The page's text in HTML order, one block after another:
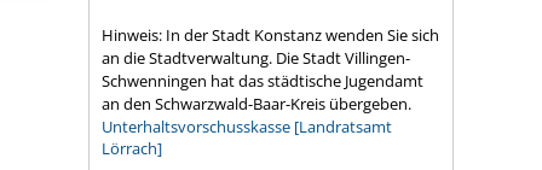
Hinweis: In der Stadt Konstanz wenden Sie sich
an die Stadtverwaltung. Die Stadt Villingen-
Schwenningen hat das städtische Jugendamt
an den Schwarzwald-Baar-Kreis übergeben.
Unterhaltsvorschusskasse [Landratsamt
Lörrach]